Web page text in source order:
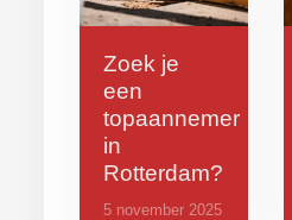
Zoek je
een
topaannemer
in
Rotterdam?
5 november 2025